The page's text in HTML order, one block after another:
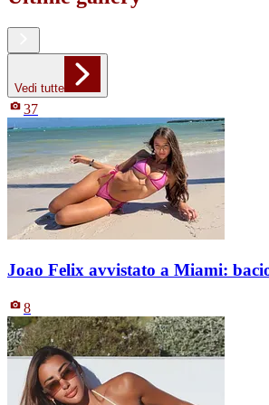
Vedi tutte
37
Joao Felix avvistato a Miami:
8